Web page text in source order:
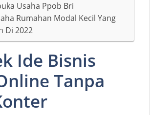
Usaha Ppob Bri
Rumahan Modal Kecil Yang
Di 2022
Ide Bisnis
Tanpa